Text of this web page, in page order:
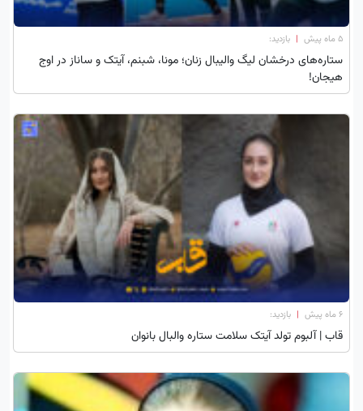
۵ ماه پیش | بازدید:
ستاره‌های درخشان لیگ والیبال زنان؛ مونا، شبنم، آیتک و ساناز در اوج
هیجان!
۶ ماه پیش | بازدید:
قاب | آلبوم تولد آیتک سلامت ستاره والبال بانوان